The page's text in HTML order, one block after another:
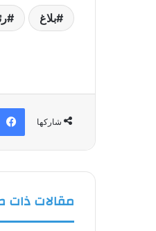
بلاغ
شاركها
مقالات ذات